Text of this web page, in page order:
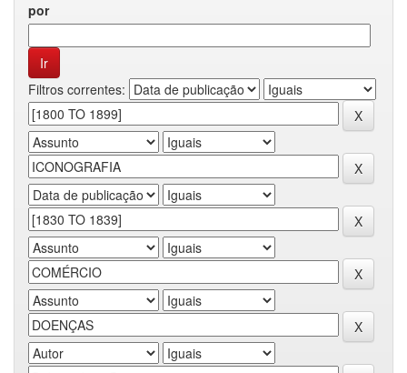
por
Filtros correntes: